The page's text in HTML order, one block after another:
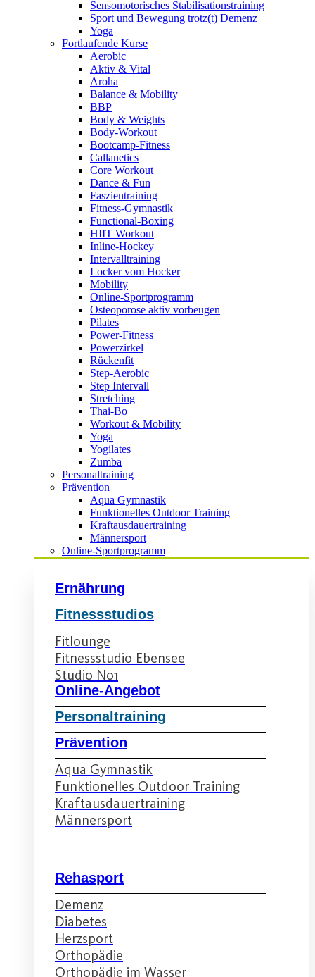
Sensomotorisches Stabilisationstraining
Sport und Bewegung trotz(t) Demenz
Yoga
Fortlaufende Kurse
Aerobic
Aktiv & Vital
Aroha
Balance & Mobility
BBP
Body & Weights
Body-Workout
Bootcamp-Fitness
Callanetics
Core Workout
Dance & Fun
Faszientraining
Fitness-Gymnastik
Functional-Boxing
HIIT Workout
Inline-Hockey
Intervalltraining
Locker vom Hocker
Mobility
Online-Sportprogramm
Osteoporose aktiv vorbeugen
Pilates
Power-Fitness
Powerzirkel
Rückenfit
Step-Aerobic
Step Intervall
Stretching
Thai-Bo
Workout & Mobility
Yoga
Yogilates
Zumba
Personaltraining
Prävention
Aqua Gymnastik
Funktionelles Outdoor Training
Kraftausdauertraining
Männersport
Online-Sportprogramm
Ernährung
Fitnessstudios
Fitlounge
Fitnessstudio Ebensee
Studio No1
Online-Angebot
Personaltraining
Prävention
Aqua Gymnastik
Funktionelles Outdoor Training
Kraftausdauertraining
Männersport
Rehasport
Demenz
Diabetes
Herzsport
Orthopädie
Orthopädie im Wasser